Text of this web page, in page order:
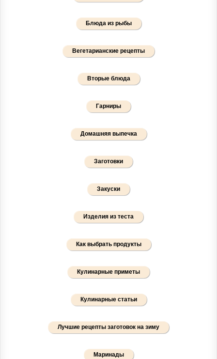
Блюда из рыбы
Вегетарианские рецепты
Вторые блюда
Гарниры
Домашняя выпечка
Заготовки
Закуски
Изделия из теста
Как выбрать продукты
Кулинарные приметы
Кулинарные статьи
Лучшие рецепты заготовок на зиму
Маринады